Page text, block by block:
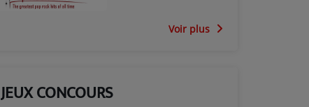
Voir plus
JEUX CONCOURS